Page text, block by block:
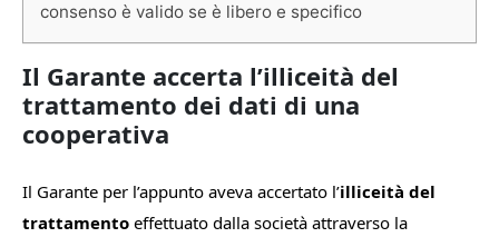
consenso è valido se è libero e specifico
Il Garante accerta l’illiceità del
trattamento dei dati di una
cooperativa
Il Garante per l’appunto aveva accertato l’illiceità del
trattamento effettuato dalla società attraverso la